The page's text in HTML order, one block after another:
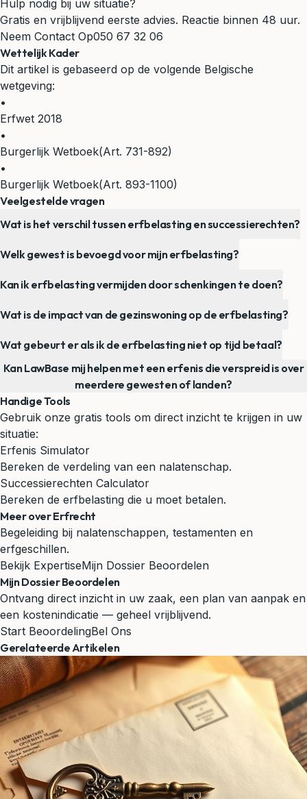
Hulp nodig bij uw situatie?
Gratis en vrijblijvend eerste advies. Reactie binnen 48 uur.
Neem Contact Op050 67 32 06
Wettelijk Kader
Dit artikel is gebaseerd op de volgende Belgische
wetgeving:
•
Erfwet 2018
•
Burgerlijk Wetboek(Art. 731-892)
•
Burgerlijk Wetboek(Art. 893-1100)
Veelgestelde vragen
Wat is het verschil tussen erfbelasting en successierechten?
Welk gewest is bevoegd voor mijn erfbelasting?
Kan ik erfbelasting vermijden door schenkingen te doen?
Wat is de impact van de gezinswoning op de erfbelasting?
Wat gebeurt er als ik de erfbelasting niet op tijd betaal?
Kan LawBase mij helpen met een erfenis die verspreid is over
meerdere gewesten of landen?
Handige Tools
Gebruik onze gratis tools om direct inzicht te krijgen in uw
situatie:
Erfenis Simulator
Bereken de verdeling van een nalatenschap.
Successierechten Calculator
Bereken de erfbelasting die u moet betalen.
Meer over Erfrecht
Begeleiding bij nalatenschappen, testamenten en
erfgeschillen.
Bekijk ExpertiseMijn Dossier Beoordelen
Mijn Dossier Beoordelen
Ontvang direct inzicht in uw zaak, een plan van aanpak en
een kostenindicatie — geheel vrijblijvend.
Start BeoordelingBel Ons
Gerelateerde Artikelen